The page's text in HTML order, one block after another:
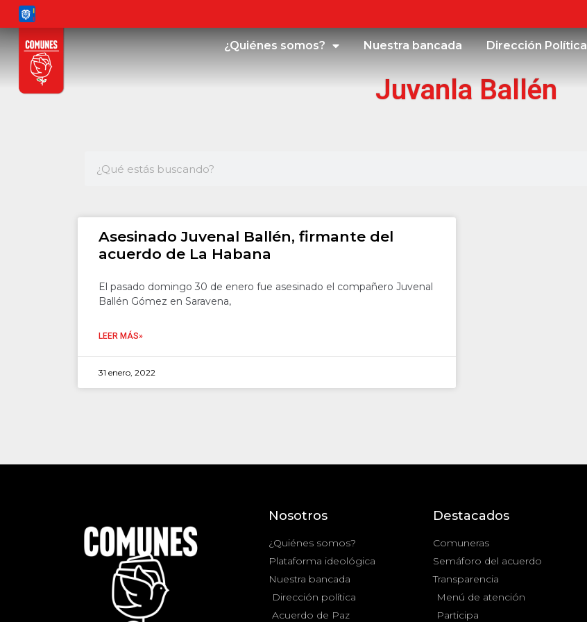
¿Quiénes somos? Nuestra bancada Dirección Política
Juvanla Ballén
Asesinado Juvenal Ballén, firmante del
acuerdo de La Habana
El pasado domingo 30 de enero fue asesinado el compañero Juvenal
Ballén Gómez en Saravena,
LEER MÁS»
31 enero, 2022
Nosotros
¿Quiénes somos?
Plataforma ideológica
Nuestra bancada
Dirección política
Acuerdo de Paz
Destacados
Comuneras
Semáforo del acuerdo
Transparencia
Menú de atención
Participa